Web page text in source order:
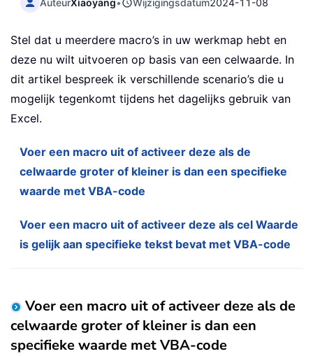
Stel dat u meerdere macro’s in uw werkmap hebt en
deze nu wilt uitvoeren op basis van een celwaarde. In
dit artikel bespreek ik verschillende scenario’s die u
mogelijk tegenkomt tijdens het dagelijks gebruik van
Excel.
Voer een macro uit of activeer deze als de
celwaarde groter of kleiner is dan een specifieke
waarde met VBA-code
Voer een macro uit of activeer deze als cel Waarde
is gelijk aan specifieke tekst bevat met VBA-code
Voer een macro uit of activeer deze als de
celwaarde groter of kleiner is dan een
specifieke waarde met VBA-code